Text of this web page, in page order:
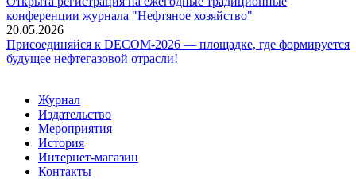
конференции журнала "Нефтяное хозяйство"
20.05.2026
Присоединяйся к DECOM-2026 — площадке, где формируется
будущее нефтегазовой отрасли!
Журнал
Издательство
Мероприятия
История
Интернет-магазин
Контакты